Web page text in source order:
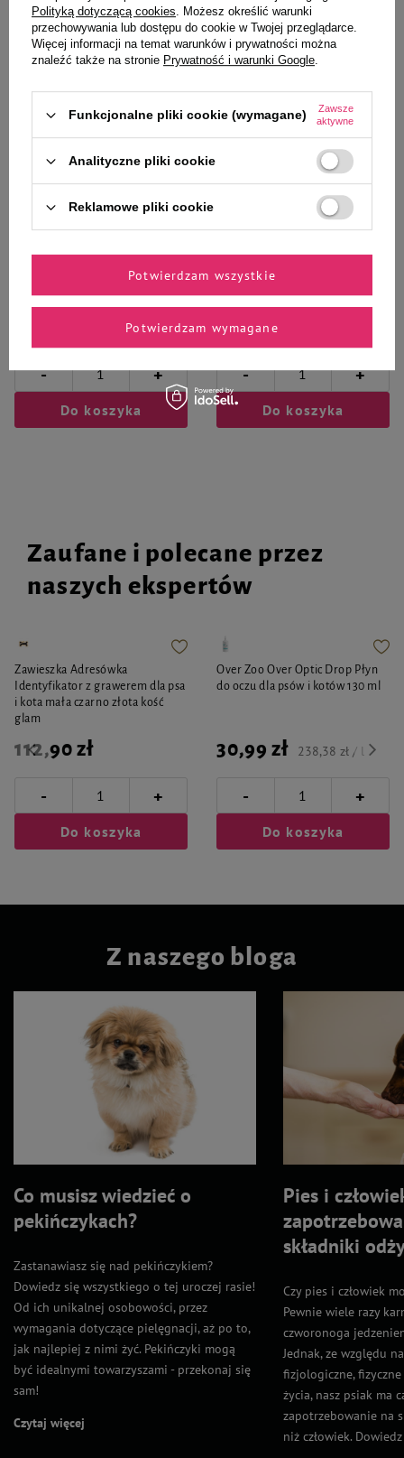
Wybrane specjalnie dla
Ciebie i Twojego czworonoga
królika z żurawiną saszetka 500 g
18,52 zł / kg
- +
Do koszyka
z brokułami saszetka 500 g
9,26 zł
- +
Do koszyka
Zaufane i polecane przez
naszych ekspertów
Zawieszka Adresówka
Identyfikator z grawerem dla psa
i kota mała czarno złota kość
glam
112,90 zł
- +
Do koszyka
Over Zoo Over Optic Drop Płyn
do oczu dla psów i kotów 130 ml
30,99 zł 238,38 zł / l
- +
Do koszyka
Z naszego bloga
Co musisz wiedzieć o
pekińczykach?
Zastanawiasz się nad pekińczykiem?
Dowiedz się wszystkiego o tej uroczej rasie!
Od ich unikalnej osobowości, przez
wymagania dotyczące pielęgnacji, aż po to,
jak najlepiej z nimi żyć. Pekińczyki mogą
być idealnymi towarzyszami - przekonaj się
sam!
Czytaj więcej
Pies i
składniki
Czy pies i człowiek
Pewnie wiele razy
czworonoga
Jednak, ze względu
fizjologiczne,
życia, nasz psiak ma
zapotrzebowanie na
niż człowiek.
Polityką dotyczącą cookies. Możesz określić warunki
przechowywania lub dostępu do cookie w Twojej przeglądarce.
Więcej informacji na temat warunków i prywatności można
znaleźć także na stronie Prywatność i warunki Google.
Funkcjonalne pliki cookie (wymagane)
Zawsze
aktywne
Analityczne pliki cookie
Reklamowe pliki cookie
Potwierdzam wymagane
Potwierdzam wszystkie